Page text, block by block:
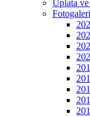
Úplata